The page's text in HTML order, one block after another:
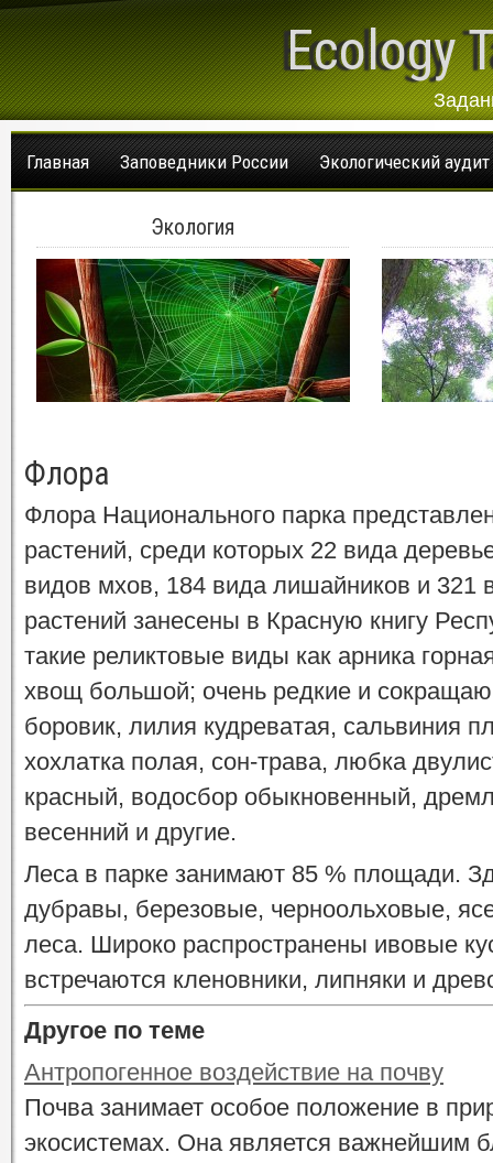
Ecology
Главная Заповедники России Экологический аудит
Экология
Флора
Флора Национального парка
растений, среди которых 22 вида
видов мхов, 184 вида лишайников и 321
растений занесены в Красную книгу
такие реликтовые виды как арника
хвощ большой; очень редкие и
боровик, лилия кудреватая, сальвиния
хохлатка полая, сон-трава, любка
красный, водосбор обыкновенный,
весенний и другие.
Леса в парке занимают 85 % площади.
дубравы, березовые, черноольховые,
леса. Широко распространены ивовые
встречаются кленовники, липняки и
Другое по теме
Антропогенное воздействие на почву
Почва занимает особое положение в
экосистемах. Она является важнейшим